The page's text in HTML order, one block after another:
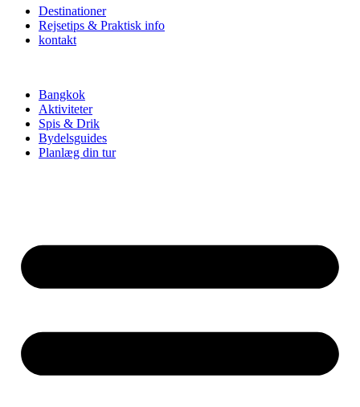
Destinationer
Rejsetips & Praktisk info
kontakt
Bangkok
Aktiviteter
Spis & Drik
Bydelsguides
Planlæg din tur